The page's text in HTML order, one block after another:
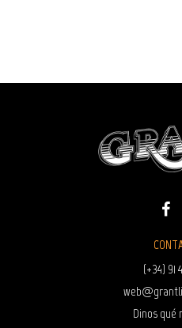
(+34) 91
Dinos qué